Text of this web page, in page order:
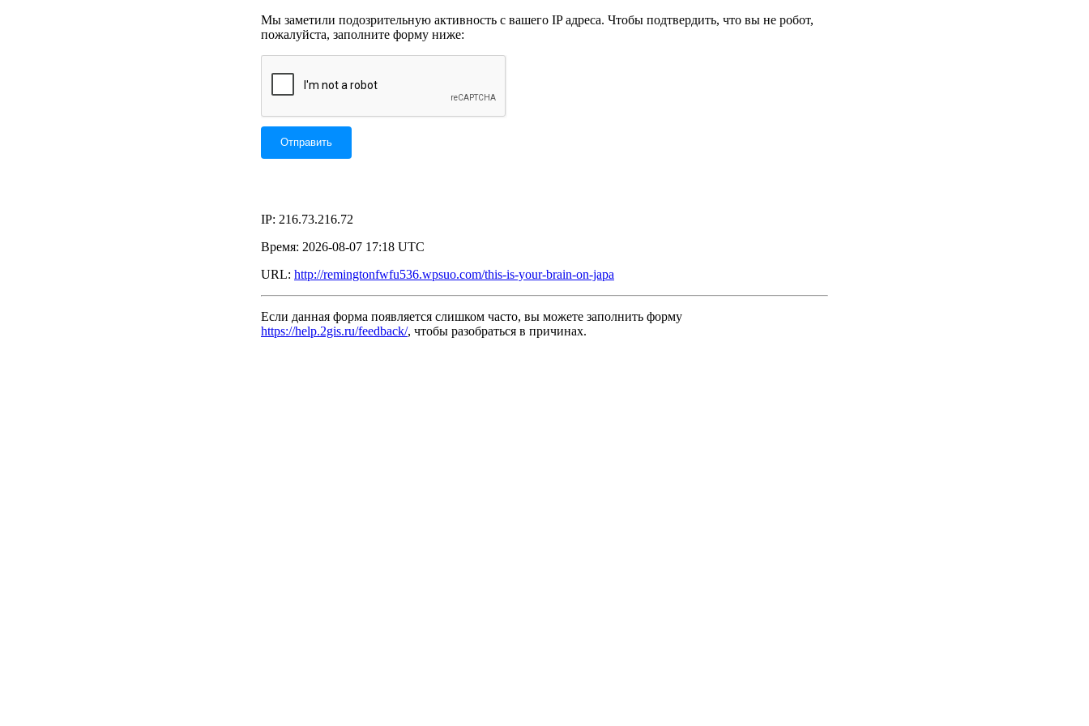
Мы заметили подозрительную активность с вашего IP адреса. Чтобы подтвердить, что вы не робот,
пожалуйста, заполните форму ниже:
IP: 216.73.216.72
Время: 2026-08-07 17:18 UTC
URL: http://remingtonfwfu536.wpsuo.com/this-is-your-brain-on-japa
Если данная форма появляется слишком часто, вы можете заполнить форму
https://help.2gis.ru/feedback/, чтобы разобраться в причинах.